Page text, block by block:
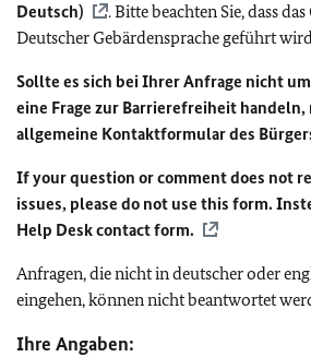
Deutsch)
. Bitte beachten Sie, dass
Deutscher Gebärdensprache geführt
Sollte es sich bei Ihrer Anfrage nicht
eine Frage zur Barrierefreiheit handeln,
allgemeine Kontaktformular des
If your question or comment does not
issues, please do not use this form.
Help Desk contact form.
Anfragen, die nicht in deutscher oder
eingehen, können nicht beantwortet
Ihre Angaben: